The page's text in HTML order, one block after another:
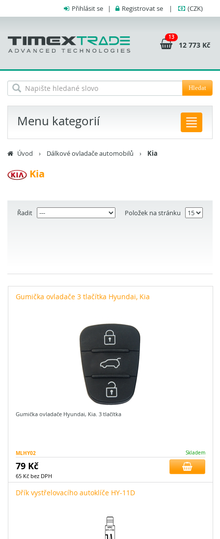
Přihlásit se | Registrovat se | (CZK)
13
12 773 Kč
Hledat
Menu kategorií
Úvod › Dálkové ovladače automobilů › Kia
Kia
Řadit Položek na stránku
Gumička ovladače 3 tlačítka Hyundai, Kia
Gumička ovladače Hyundai, Kia. 3 tlačítka
MLHY02 Skladem
79 Kč
65 Kč bez DPH
Dřík vystřelovacího autoklíče HY-11D